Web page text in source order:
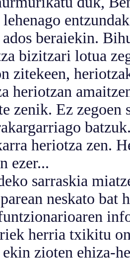
ados beraiekin.
bizitzari lotua
zitekeen,
heriotzan
zenik. Ez zegoen
heriotza zen.
sarraskia
neskato
herria txikitu
zioten ehiza-